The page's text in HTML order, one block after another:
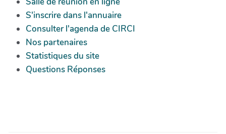
S'inscrire dans l'annuaire
Consulter l'agenda de CIRCI
Nos partenaires
Statistiques du site
Questions Réponses